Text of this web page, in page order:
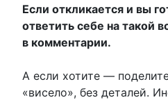
Если откликается и вы
ответить себе на такой
в комментарии.
А если хотите —
«висело», без деталей.